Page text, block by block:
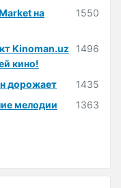
на
1550
Kinoman.uz
кино!
1496
дорожает
1435
мелодии
1363